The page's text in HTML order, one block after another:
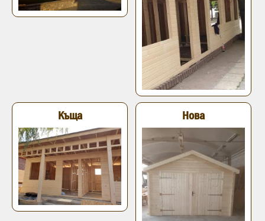
Къща Нова